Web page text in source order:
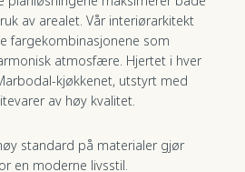
av arealet. Vår interiørarkitekt
fargekombinasjonene som
atmosfære. Hjertet i hver
kjøkkenet, utstyrt med
av høy kvalitet.
standard på materialer gjør
en moderne livsstil.